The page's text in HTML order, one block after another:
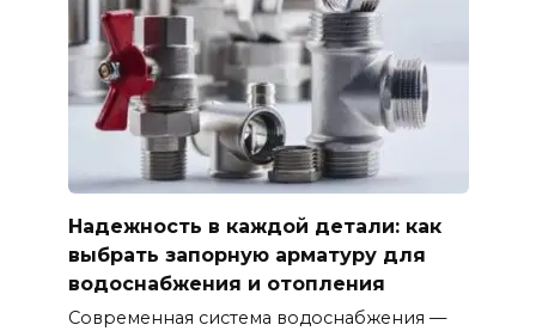
Надежность в каждой детали: как
выбрать запорную арматуру для
водоснабжения и отопления
Современная система водоснабжения —